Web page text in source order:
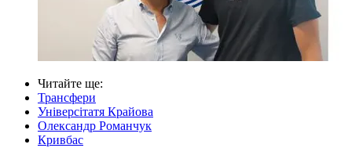
Читайте ще:
Трансфери
Універсітатя Крайова
Олександр Романчук
Кривбас